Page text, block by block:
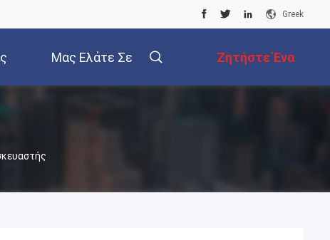
Greek
Μας Ελάτε Σε Ζητήστε Ένα
Απόσπασμα